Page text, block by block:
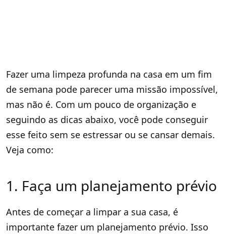
Fazer uma limpeza profunda na casa em um fim
de semana pode parecer uma missão impossível,
mas não é. Com um pouco de organização e
seguindo as dicas abaixo, você pode conseguir
esse feito sem se estressar ou se cansar demais.
Veja como:
1. Faça um planejamento prévio
Antes de começar a limpar a sua casa, é
importante fazer um planejamento prévio. Isso